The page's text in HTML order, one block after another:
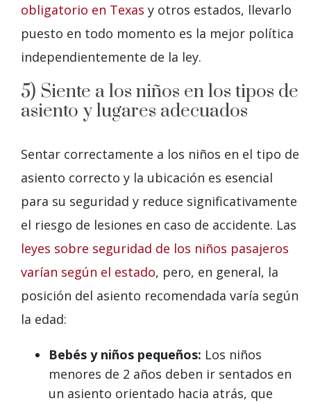
obligatorio en Texas y otros estados, llevarlo
puesto en todo momento es la mejor política
independientemente de la ley.
5) Siente a los niños en los tipos de
asiento y lugares adecuados
Sentar correctamente a los niños en el tipo de
asiento correcto y la ubicación es esencial
para su seguridad y reduce significativamente
el riesgo de lesiones en caso de accidente. Las
leyes sobre seguridad de los niños pasajeros
varían según el estado, pero, en general, la
posición del asiento recomendada varía según
la edad:
Bebés y niños pequeños: Los niños
menores de 2 años deben ir sentados en
un asiento orientado hacia atrás, que